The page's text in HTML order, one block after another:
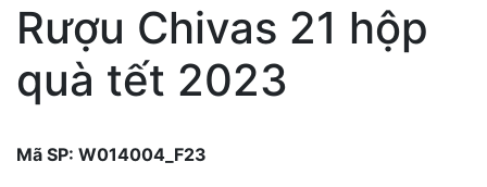
Rượu Chivas 21 hộp
quà tết 2023
Mã SP: W014004_F23